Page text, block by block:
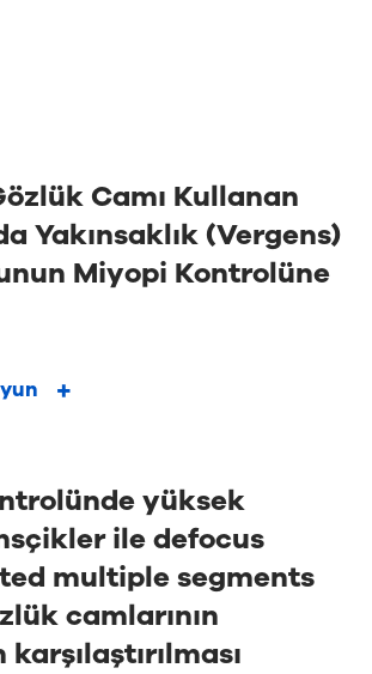
Camı Kullanan
Yakınsaklık (Vergens)
Miyopi Kontrolüne
yüksek
ile defocus
multiple segments
camlarının